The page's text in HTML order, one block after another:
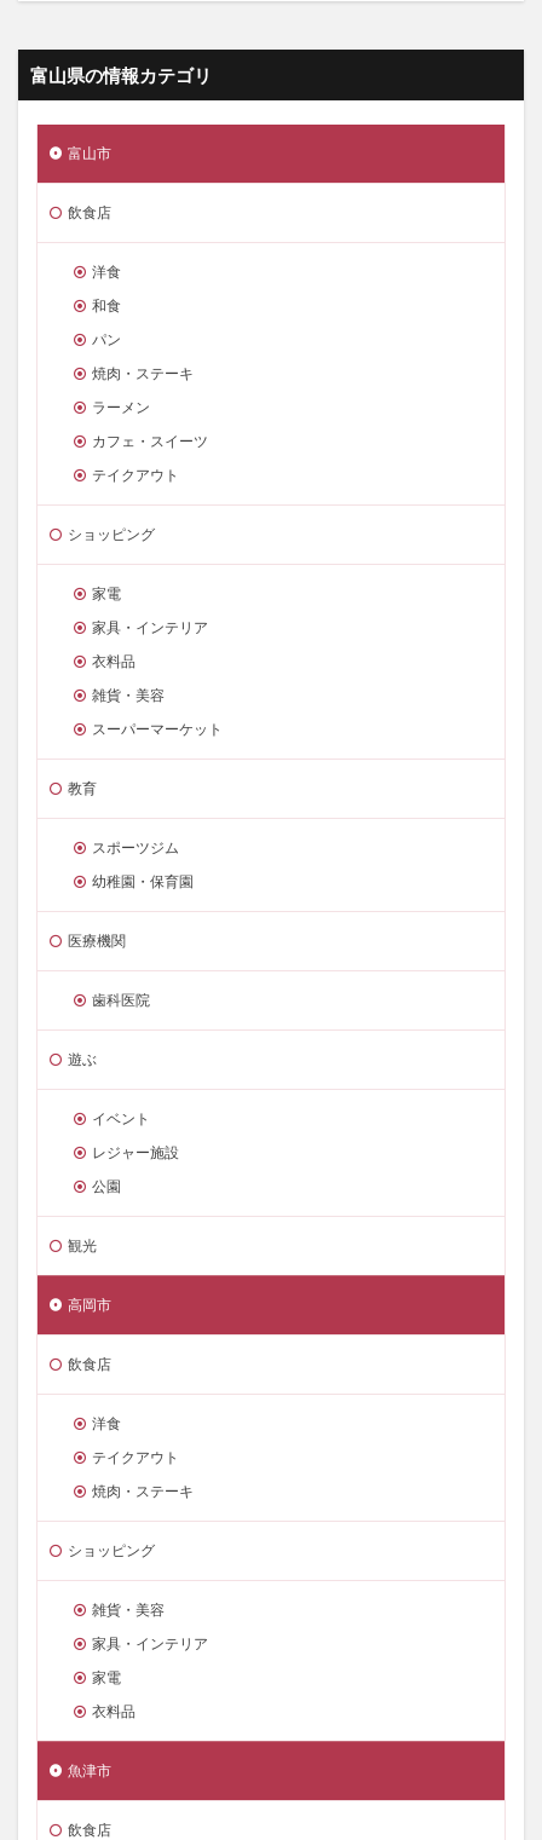
富山県の情報カテゴリ
富山市
飲食店
洋食
和食
パン
焼肉・ステーキ
ラーメン
カフェ・スイーツ
テイクアウト
ショッピング
家電
家具・インテリア
衣料品
雑貨・美容
スーパーマーケット
教育
スポーツジム
幼稚園・保育園
医療機関
歯科医院
遊ぶ
イベント
レジャー施設
公園
観光
高岡市
飲食店
洋食
テイクアウト
焼肉・ステーキ
ショッピング
雑貨・美容
家具・インテリア
家電
衣料品
魚津市
飲食店